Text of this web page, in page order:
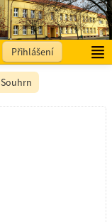
Přihlášení
Souhrn